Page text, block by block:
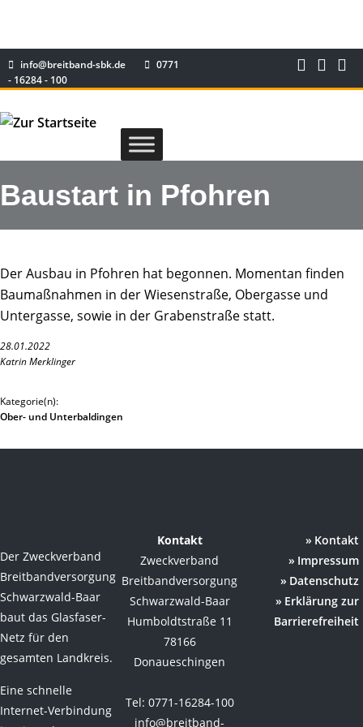
info@breitband-sbk.de
0771
- 16284 - 100
Baustart in Pfohren
Der Ausbau in Pfohren hat begonnen. Momentan finden
Baumaßnahmen in der Wiesenstraße, Obergasse und
Untergasse, sowie in der Grabenstraße statt.
28.01.2022
Katrin Merklinger
Kategorie(n):
Ober- und Unterbaldingen
Der Zweckverband
Breitbandversorgung
Schwarzwald-Baar
baut das Glasfaser-
Netz für den
gesamten Landkreis.
Eine schnelle
Internet-Verbindung
Kontakt
Zweckverband
Breitbandversorgung
Schwarzwald-Baar
Humboldtstraße 11
78166
Donaueschingen
Tel: 0771-16284-100
info@breitband-
Kontakt
Impressum
Datenschutz
Erklärung zur
Barrierefreiheit